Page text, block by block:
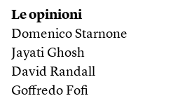
Le opinioni
Domenico Starnone
Jayati Ghosh
David Randall
Goffredo Fofi